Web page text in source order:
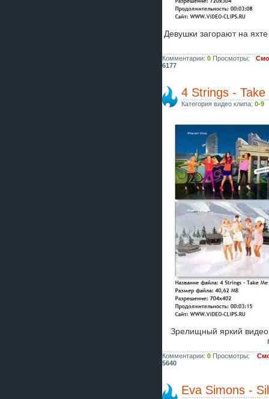
Девушки загорают на
Комментарии: 0 Просмотры:
6177
4 Strings -
Категория видео клипа: 0-9
Зрелищный яркий
Комментарии: 0 Просмотры:
5640
Eva Simons -